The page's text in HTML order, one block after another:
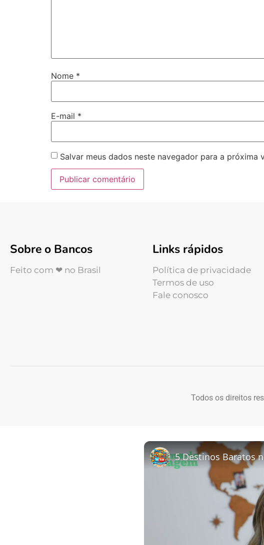
Nome *
E-mail *
Salvar meus dados neste navegador para a próxima
Sobre o Bancos
Feito com ❤ no Brasil
Links rápidos
Política de privacidade
Termos de uso
Fale conosco
Todos os direitos